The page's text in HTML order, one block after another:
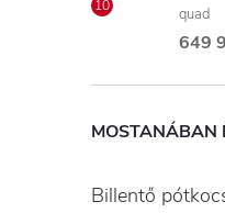
quad
649
MOSTANÁBAN